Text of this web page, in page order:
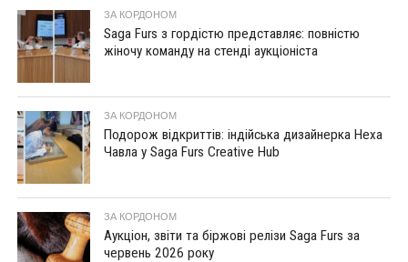
ЗА КОРДОНОМ
Saga Furs з гордістю представляє: повністю
жіночу команду на стенді аукціоніста
ЗА КОРДОНОМ
Подорож відкриттів: індійська дизайнерка Неха
Чавла у Saga Furs Creative Hub
ЗА КОРДОНОМ
Аукціон, звіти та біржові релізи Saga Furs за
червень 2026 року